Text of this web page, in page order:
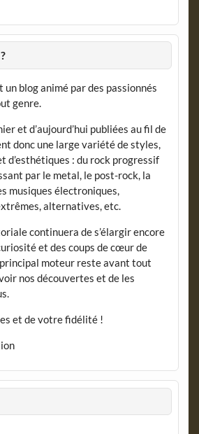
blog animé par des passionnés
genre.
et d’aujourd’hui publiées au fil de
donc une large variété de styles,
d’esthétiques : du rock progressif
par le metal, le post-rock, la
musiques électroniques,
alternatives, etc.
continuera de s’élargir encore
et des coups de cœur de
moteur reste avant tout
nos découvertes et de les
et de votre fidélité !